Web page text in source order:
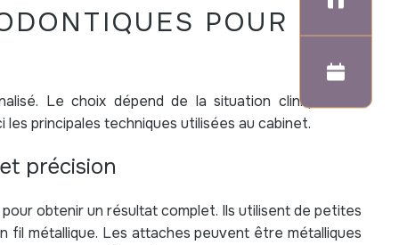
POUR
Le choix dépend de la situation clinique, des
principales techniques utilisées au cabinet.
précision
obtenir un résultat complet. Ils utilisent de petites
fil métallique. Les attaches peuvent être métalliques